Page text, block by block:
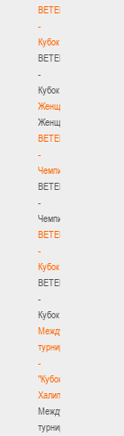
BETERA
-
Кубок
BETERA
-
Кубок
Женщины
Женщины
BETERA
-
Чемпионат
BETERA
-
Чемпионат
BETERA
-
Кубок
BETERA
-
Кубок
Международный
турнир
-
"Кубок
Халипского"
Международный
турнир